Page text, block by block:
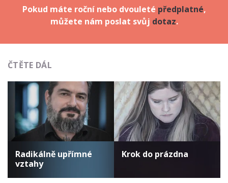
Pokud máte roční nebo dvouleté předplatné,
můžete nám poslat svůj dotaz.
ČTĚTE DÁL
Radikálně upřímné
vztahy
Krok do prázdna